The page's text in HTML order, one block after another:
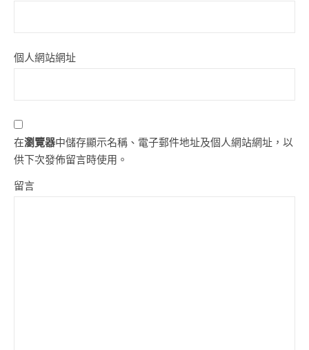
個人網站網址
在瀏覽器中儲存顯示名稱、電子郵件地址及個人網站網址，以
供下次發佈留言時使用。
留言